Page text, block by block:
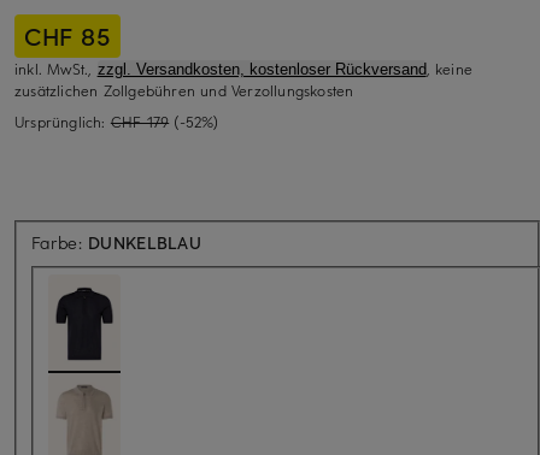
CHF 85
inkl. MwSt., zzgl. Versandkosten, kostenloser Rückversand, keine
zusätzlichen Zollgebühren und Verzollungskosten
Ursprünglich: CHF 179 (-52%)
Farbe: DUNKELBLAU